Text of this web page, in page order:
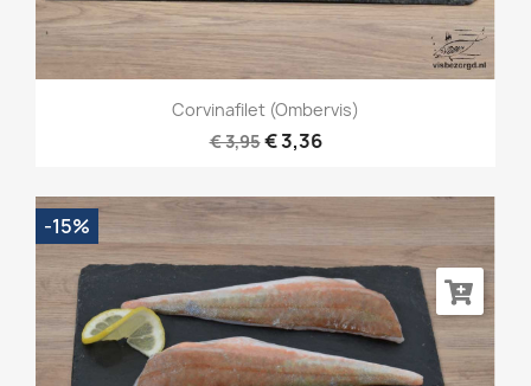
Corvinafilet (ombervis)
€ 3,95€ 3,36
-15%